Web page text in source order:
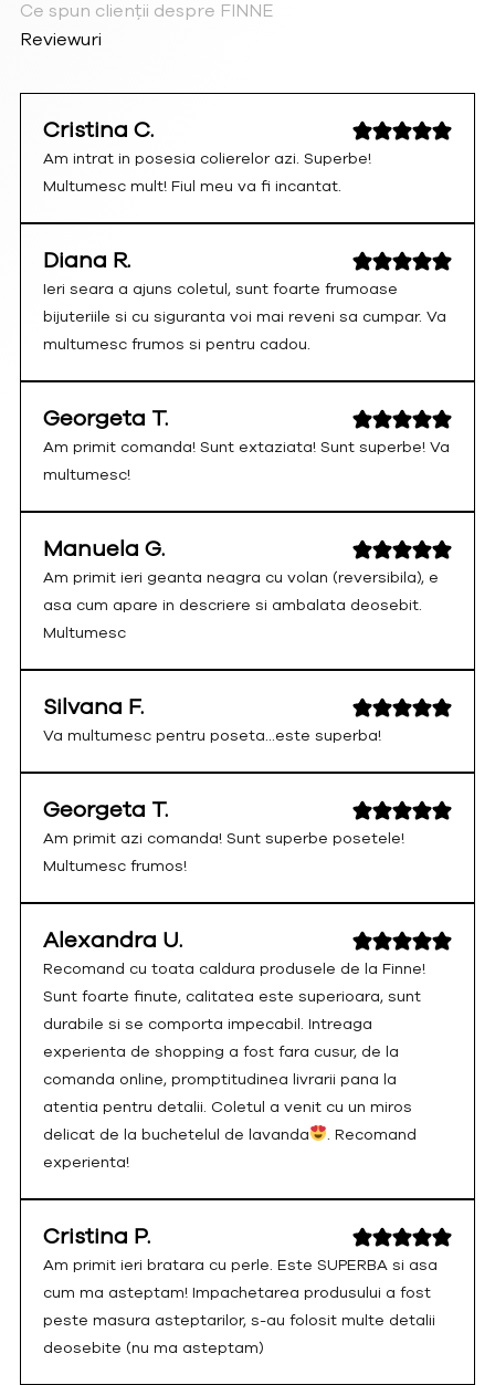
Ce spun clienții despre FINNE
Reviewuri
Cristina C.
Am intrat in posesia colierelor azi. Superbe!
Multumesc mult! Fiul meu va fi incantat.
Diana R.
Ieri seara a ajuns coletul, sunt foarte frumoase
bijuteriile si cu siguranta voi mai reveni sa cumpar. Va
multumesc frumos si pentru cadou.
Georgeta T.
Am primit comanda! Sunt extaziata! Sunt superbe! Va
multumesc!
Manuela G.
Am primit ieri geanta neagra cu volan (reversibila), e
asa cum apare in descriere si ambalata deosebit.
Multumesc
Silvana F.
Va multumesc pentru poseta...este superba!
Georgeta T.
Am primit azi comanda! Sunt superbe posetele!
Multumesc frumos!
Alexandra U.
Recomand cu toata caldura produsele de la Finne!
Sunt foarte finute, calitatea este superioara, sunt
durabile si se comporta impecabil. Intreaga
experienta de shopping a fost fara cusur, de la
comanda online, promptitudinea livrarii pana la
atentia pentru detalii. Coletul a venit cu un miros
delicat de la buchetelul de lavanda
. Recomand
experienta!
Cristina P.
Am primit ieri bratara cu perle. Este SUPERBA si asa
cum ma asteptam! Impachetarea produsului a fost
peste masura asteptarilor, s-au folosit multe detalii
deosebite (nu ma asteptam)